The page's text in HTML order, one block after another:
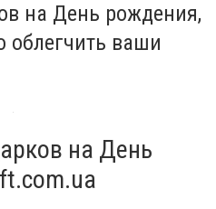
на День рождения,
облегчить ваши
на День